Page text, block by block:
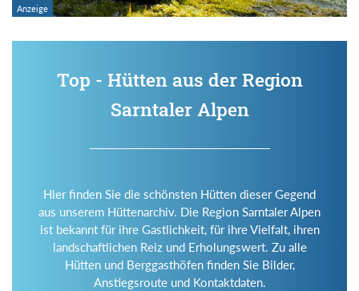
Top - Hütten aus der Region
Sarntaler Alpen
Hier finden Sie die schönsten Hütten dieser Gegend
aus unserem Hüttenarchiv. Die Region Sarntaler Alpen
ist bekannt für ihre Gastlichkeit, für ihre Vielfalt, ihren
landschaftlichen Reiz und Erholungswert. Zu alle
Hütten und Berggasthöfen finden Sie Bilder,
Anstiegsroute und Kontaktdaten.